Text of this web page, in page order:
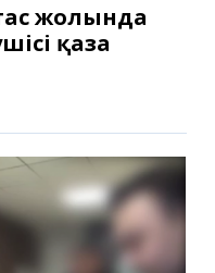
жолында
қаза